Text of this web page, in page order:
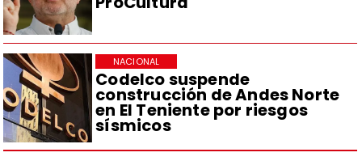
Codelco suspende
construcción de Andes Norte
en El Teniente por riesgos
sísmicos
NACIONAL